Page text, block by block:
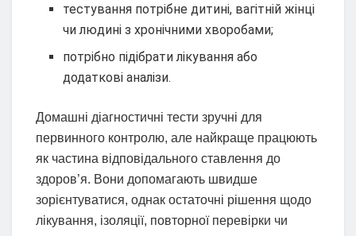
тестування потрібне дитині, вагітній жінці
чи людині з хронічними хворобами;
потрібно підібрати лікування або
додаткові аналізи.
Домашні діагностичні тести зручні для
первинного контролю, але найкраще працюють
як частина відповідального ставлення до
здоров’я. Вони допомагають швидше
зорієнтуватися, однак остаточні рішення щодо
лікування, ізоляції, повторної перевірки чи